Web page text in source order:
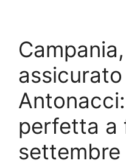
perfetta a
settembre